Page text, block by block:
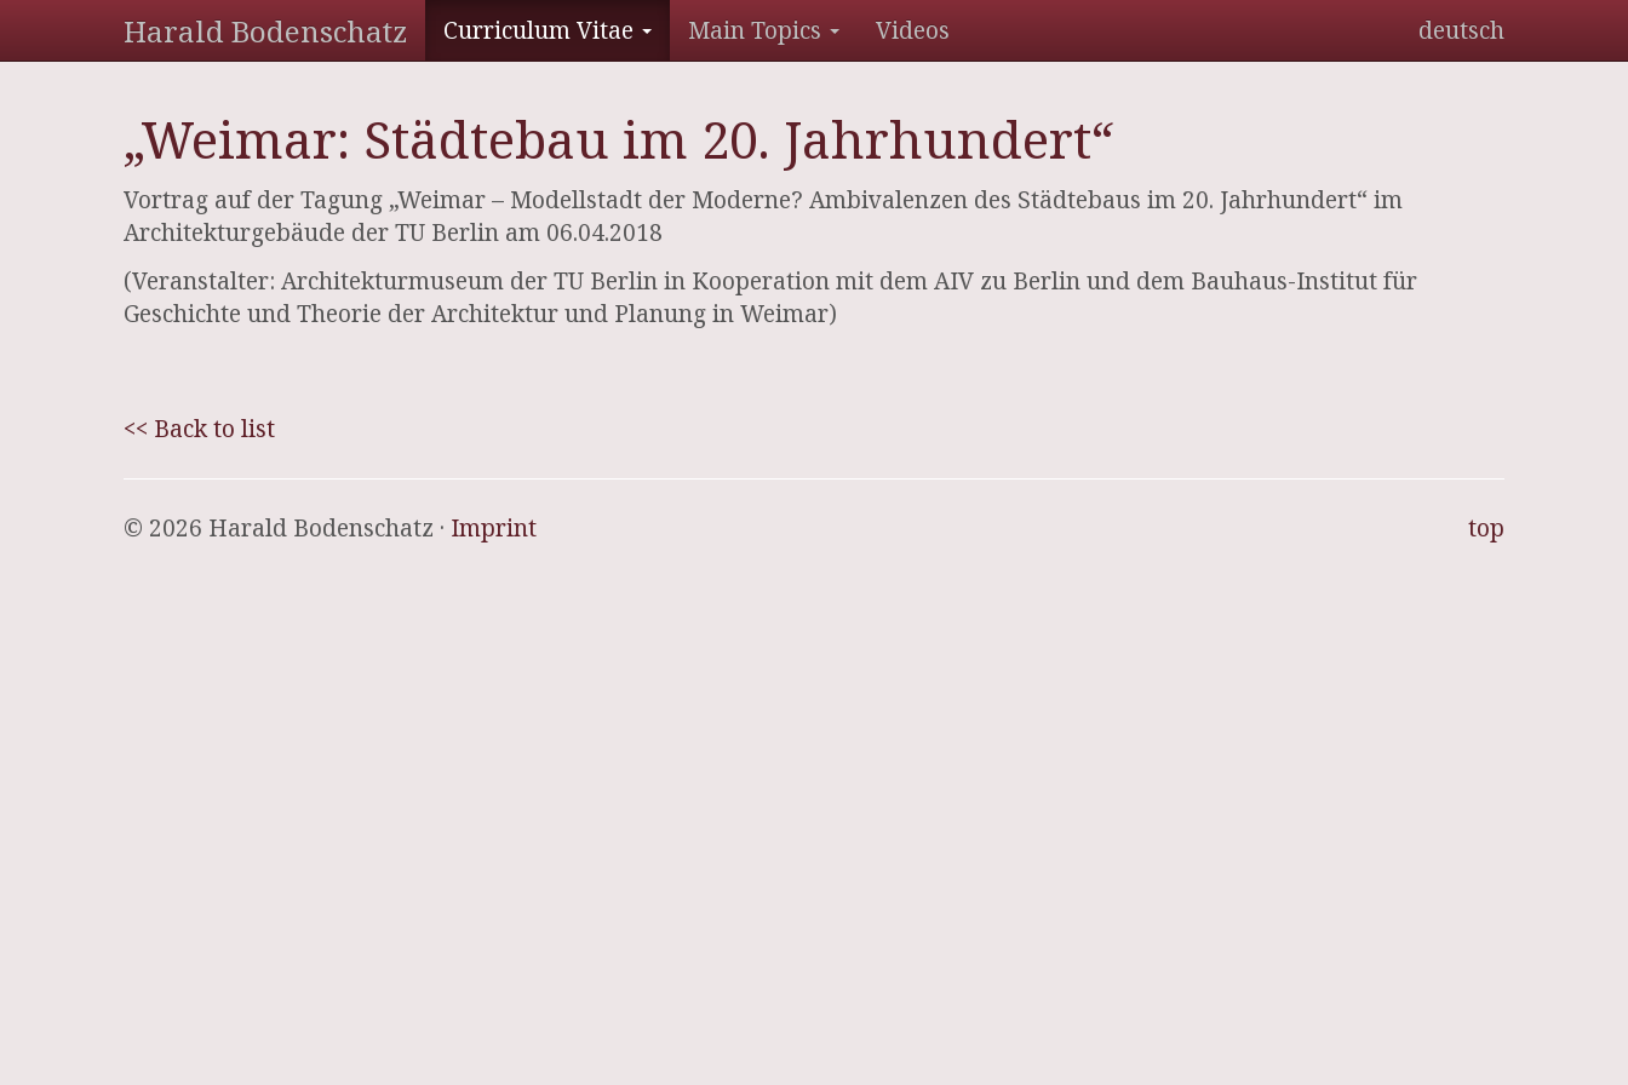
Harald Bodenschatz Curriculum Vitae Main Topics Videos deutsch
„Weimar: Städtebau im 20. Jahrhundert“
Vortrag auf der Tagung „Weimar – Modellstadt der Moderne? Ambivalenzen des Städtebaus im 20. Jahrhundert“ im
Architekturgebäude der TU Berlin am 06.04.2018
(Veranstalter: Architekturmuseum der TU Berlin in Kooperation mit dem AIV zu Berlin und dem Bauhaus-Institut für
Geschichte und Theorie der Architektur und Planung in Weimar)
<< Back to list
top
© 2026 Harald Bodenschatz · Imprint